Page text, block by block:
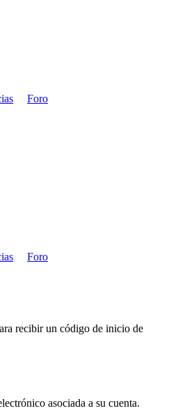
Foro
Foro
recibir un código de inicio de
asociada a su cuenta.